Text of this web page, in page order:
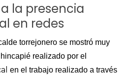
la presencia
en redes
torrejonero se mostró muy
realizado por el
en el trabajo realizado a través